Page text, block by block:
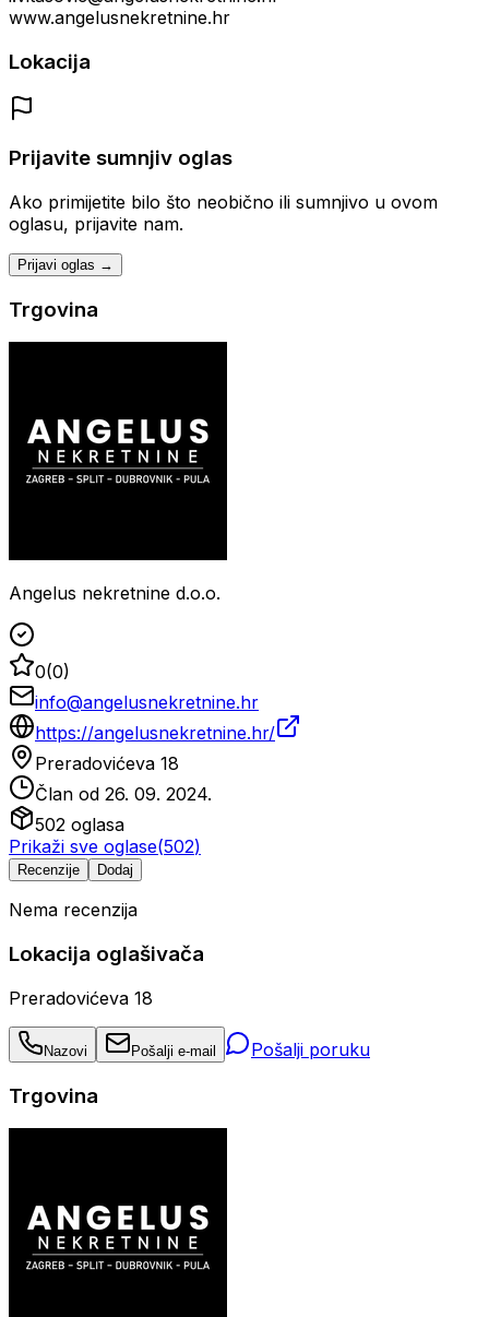
www.angelusnekretnine.hr
Lokacija
Prijavite sumnjiv oglas
Ako primijetite bilo što neobično ili sumnjivo u ovom
oglasu, prijavite nam.
Prijavi oglas →
Trgovina
Angelus nekretnine d.o.o.
0(0)
info@angelusnekretnine.hr
https://angelusnekretnine.hr/
Preradovićeva 18
Član od 26. 09. 2024.
502 oglasa
Prikaži sve oglase(502)
Recenzije Dodaj
Nema recenzija
Lokacija oglašivača
Preradovićeva 18
Nazovi Pošalji e-mail Pošalji poruku
Trgovina